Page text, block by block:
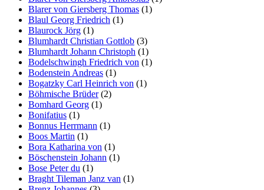
Blarer von Giersberg Thomas (1)
Blaul Georg Friedrich (1)
Blaurock Jörg (1)
Blumhardt Christian Gottlob (3)
Blumhardt Johann Christoph (1)
Bodelschwingh Friedrich von (1)
Bodenstein Andreas (1)
Bogatzky Carl Heinrich von (1)
Böhmische Brüder(2)
Bomhard Georg (1)
Bonifatius (1)
Bonnus Herrmann (1)
Boos Martin (1)
Bora Katharina von (1)
Böschenstein Johann (1)
Bose Peter du (1)
Braght Tileman Janz van (1)